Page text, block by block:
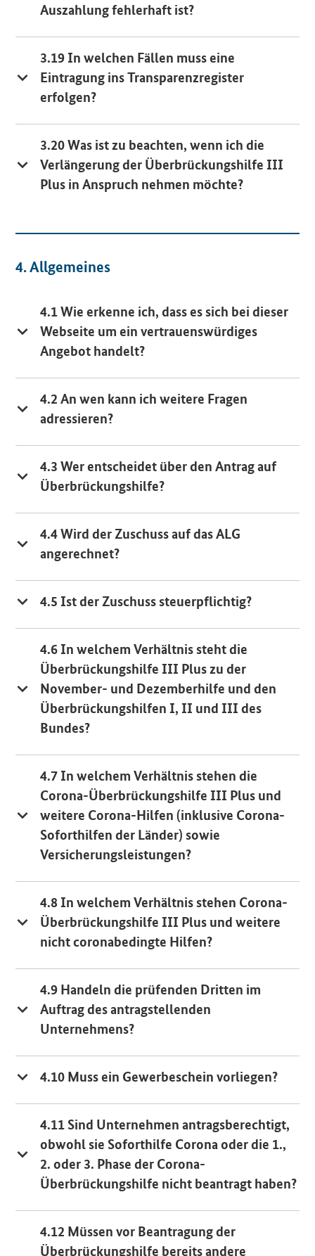
Auszahlung fehlerhaft ist?
3.19 In welchen Fällen muss eine
Eintragung ins Transparenzregister
erfolgen?
3.20 Was ist zu beachten, wenn ich die
Verlängerung der Überbrückungshilfe III
Plus in Anspruch nehmen möchte?
4. Allgemeines
4.1 Wie erkenne ich, dass es sich bei dieser
Webseite um ein vertrauenswürdiges
Angebot handelt?
4.2 An wen kann ich weitere Fragen
adressieren?
4.3 Wer entscheidet über den Antrag auf
Überbrückungshilfe?
4.4 Wird der Zuschuss auf dasALG
angerechnet?
4.5 Ist der Zuschuss steuerpflichtig?
4.6 In welchem Verhältnis steht die
Überbrückungshilfe III Plus zu der
November- und Dezemberhilfe und den
Überbrückungshilfen I, II und III des
Bundes?
4.7 In welchem Verhältnis stehen die
Corona-Überbrückungshilfe III Plus und
weitere Corona-Hilfen (inklusive Corona-
Soforthilfen der Länder) sowie
Versicherungsleistungen?
4.8 In welchem Verhältnis stehen Corona-
Überbrückungshilfe III Plus und weitere
nicht coronabedingte Hilfen?
4.9 Handeln die prüfenden Dritten im
Auftrag des antragstellenden
Unternehmens?
4.10 Muss ein Gewerbeschein vorliegen?
4.11 Sind Unternehmen antragsberechtigt,
obwohl sie Soforthilfe Corona oder die 1.,
2. oder 3. Phase der Corona-
Überbrückungshilfe nicht beantragt haben?
4.12 Müssen vor Beantragung der
Überbrückungshilfe bereits andere